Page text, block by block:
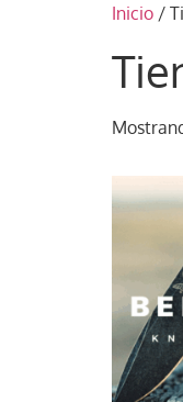
Inicio /